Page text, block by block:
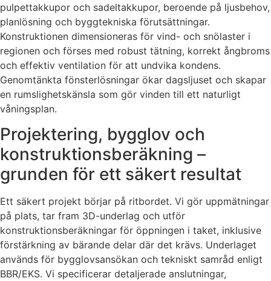
pulpettakkupor och sadeltakkupor, beroende på ljusbehov,
planlösning och byggtekniska förutsättningar.
Konstruktionen dimensioneras för vind- och snölaster i
regionen och förses med robust tätning, korrekt ångbroms
och effektiv ventilation för att undvika kondens.
Genomtänkta fönsterlösningar ökar dagsljuset och skapar
en rumslighetskänsla som gör vinden till ett naturligt
våningsplan.
Projektering, bygglov och
konstruktionsberäkning –
grunden för ett säkert resultat
Ett säkert projekt börjar på ritbordet. Vi gör uppmätningar
på plats, tar fram 3D-underlag och utför
konstruktionsberäkningar för öppningen i taket, inklusive
förstärkning av bärande delar där det krävs. Underlaget
används för bygglovsansökan och tekniskt samråd enligt
BBR/EKS. Vi specificerar detaljerade anslutningar,